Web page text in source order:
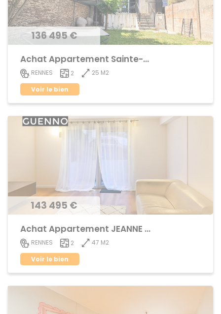
136 495 €
Achat Appartement Sainte-Thérèse
RENNES 2
25 M2
Voir le bien
143 495 €
Achat Appartement JEANNE d'ARC - BEAULIEU
RENNES 2
47 M2
Voir le bien